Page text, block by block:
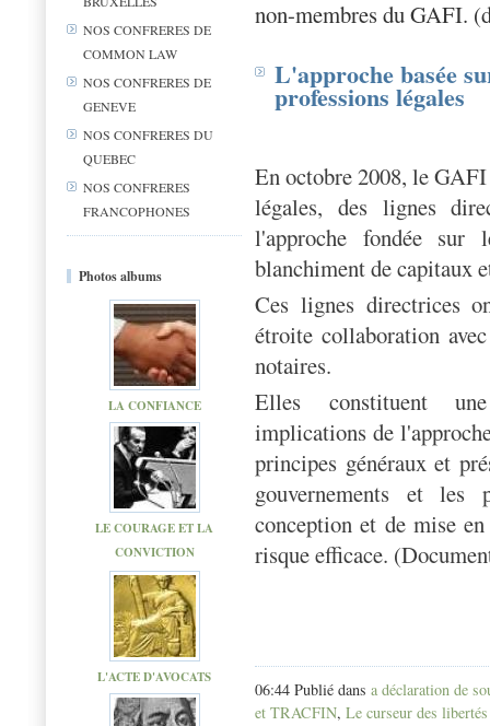
NOS CONFRERES DE
COMMON LAW
NOS CONFRERES DE
GENEVE
NOS CONFRERES DU
QUEBEC
NOS CONFRERES
FRANCOPHONES
Photos albums
LA CONFIANCE
LE COURAGE ET LA
CONVICTION
L'ACTE D'AVOCATS
non-membres du GAFI.
L'approche basée
professions légales
En octobre 2008, le
légales, des lignes
l'approche fondée
blanchiment de capitaux
Ces lignes directrices
étroite collaboration
notaires.
Elles constituent
implications de
principes généraux et
gouvernements et les
conception et de mise
risque efficace.
06:44 Publié dans a déclaration de
et TRACFIN, Le curseur des libertés